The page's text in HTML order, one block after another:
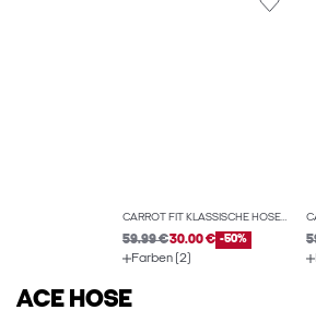
CARROT FIT KLASSISCHE HOSEN
59.99 €30.00 € -50%
Farben (2)
ACE HOSE